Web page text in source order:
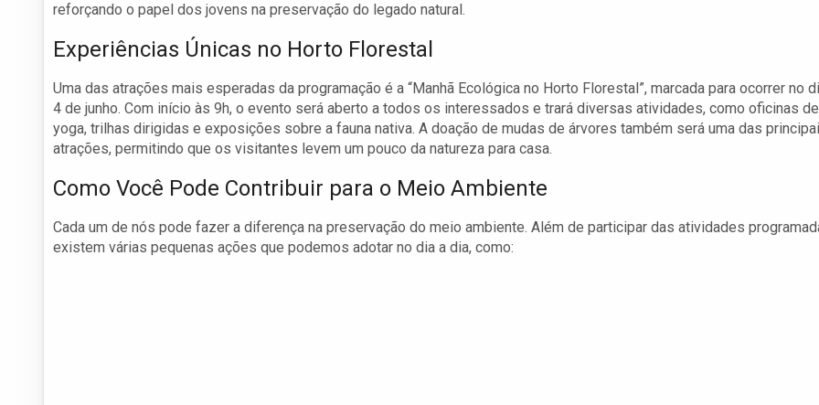
reforçando o papel dos jovens na preservação do legado natural.
Experiências Únicas no Horto Florestal
Uma das atrações mais esperadas da programação é a “Manhã Ecológica no Horto Florestal”, marcada para ocorrer no
4 de junho. Com início às 9h, o evento será aberto a todos os interessados e trará diversas atividades, como oficinas de
yoga, trilhas dirigidas e exposições sobre a fauna nativa. A doação de mudas de árvores também será uma das
atrações, permitindo que os visitantes levem um pouco da natureza para casa.
Como Você Pode Contribuir para o Meio Ambiente
Cada um de nós pode fazer a diferença na preservação do meio ambiente. Além de participar das atividades
existem várias pequenas ações que podemos adotar no dia a dia, como: